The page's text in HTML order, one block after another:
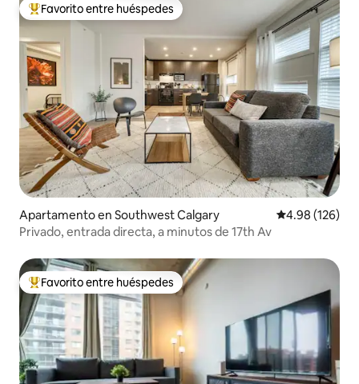
Favorito entre huéspedes preferido
Favorito entre huéspedes
Apartamento en Southwest Calgary Calificación
4.98 (126)
Privado, entrada directa, a minutos de 17th Av
Favorito entre huéspedes preferido
Favorito entre huéspedes